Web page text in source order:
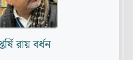
রায় বর্ধন